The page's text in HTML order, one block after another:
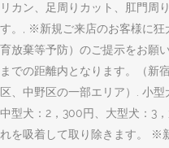
リカン、足周りカット、肛門周
す。, ※新規ご来店のお客様に
育放棄等予防）のご提示をお願
までの距離内となります。（新
区、中野区の一部エリア）. 小
中型犬：2，300円、大型犬：3
れを吸着して取り除きます。 ※